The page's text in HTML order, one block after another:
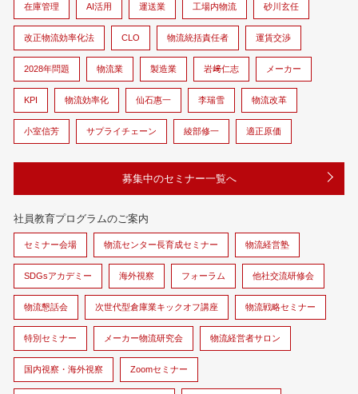
在庫管理 AI活用 運送業 工場内物流 砂川玄任
改正物流効率化法 CLO 物流統括責任者 運賃交渉
2028年問題 物流業 製造業 岩﨑仁志 メーカー
KPI 物流効率化 仙石惠一 李瑞雪 物流改革
小室信芳 サプライチェーン 綾部修一 適正原価
募集中のセミナー一覧へ
社員教育プログラムのご案内
セミナー会場 物流センター長育成セミナー 物流経営塾
SDGsアカデミー 海外視察 フォーラム 他社交流研修会
物流懇話会 次世代型倉庫業キックオフ講座 物流戦略セミナー
特別セミナー メーカー物流研究会 物流経営者サロン
国内視察・海外視察 Zoomセミナー